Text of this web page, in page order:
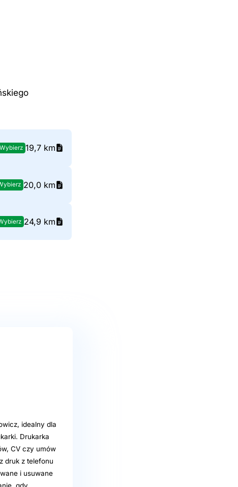
Wybierz 19,7 km
20,0 km
24,9 km
idealny dla
Drukarka
CV czy umów
druk z telefonu
i usuwane